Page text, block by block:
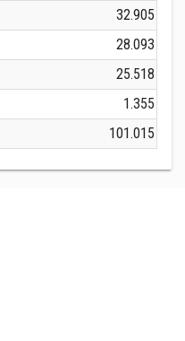
32.905
28.093
25.518
1.355
101.015